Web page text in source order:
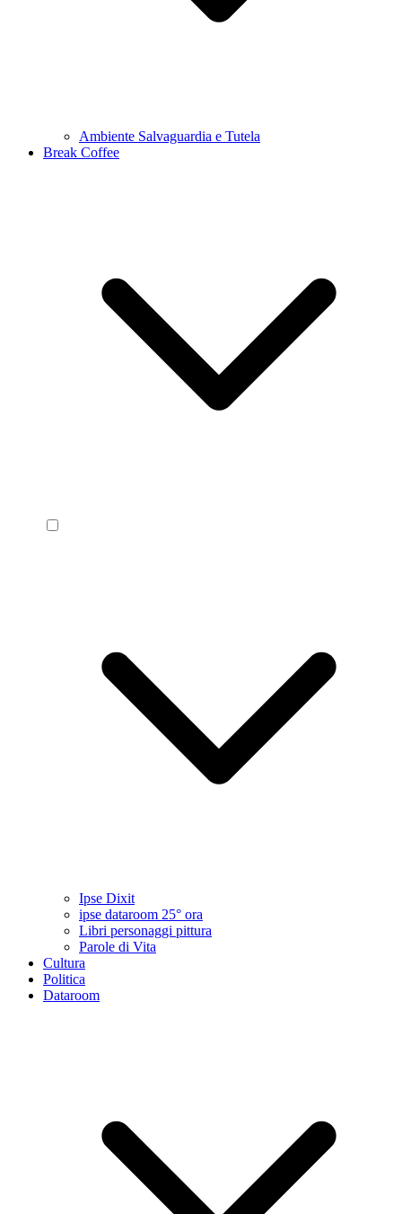
Ambiente Salvaguardia e Tutela
Break Coffee
Ipse Dixit
ipse dataroom 25° ora
Libri personaggi pittura
Parole di Vita
Cultura
Politica
Dataroom